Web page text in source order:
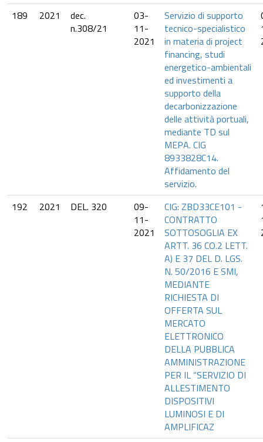
189 2021
dec.
n.308/21
03-
11-
2021
Servizio di supporto
tecnico-specialistico
in materia di project
financing, studi
energetico-ambientali
ed investimenti a
supporto della
decarbonizzazione
delle attività portuali,
mediante TD sul
MEPA. CIG
8933828C14.
Affidamento del
servizio.
192 2021 DEL. 320
09-
11-
2021
CIG: ZBD33CE101 -
CONTRATTO
SOTTOSOGLIA EX
ARTT. 36 CO.2 LETT.
A) E 37 DEL D. LGS.
N. 50/2016 E SMI,
MEDIANTE
RICHIESTA DI
OFFERTA SUL
MERCATO
ELETTRONICO
DELLA PUBBLICA
AMMINISTRAZIONE
PER IL “SERVIZIO DI
ALLESTIMENTO
DISPOSITIVI
LUMINOSI E DI
AMPLIFICAZ